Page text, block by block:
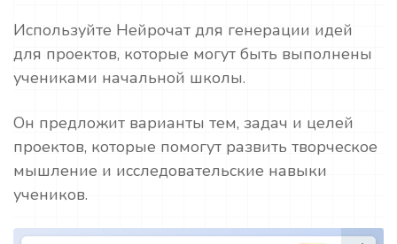
Используйте Нейрочат для генерации идей
для проектов, которые могут быть выполнены
учениками начальной школы.
Он предложит варианты тем, задач и целей
проектов, которые помогут развить творческое
мышление и исследовательские навыки
учеников.